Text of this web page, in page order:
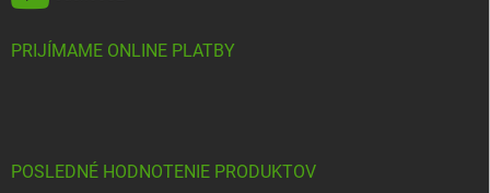
PRIJÍMAME ONLINE PLATBY
POSLEDNÉ HODNOTENIE PRODUKTOV